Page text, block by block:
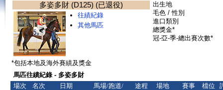
多姿多財 (D125) (已退役)
往績紀錄
其他馬匹
出生地
毛色 / 性別
進口類別
總獎金*
冠-亞-季-總出賽次數*
*包括本地及海外賽績及獎金
馬匹往績紀錄 - 多姿多財
場次
名次 日期
馬場/跑道/
途程
場地
賽事
檔位